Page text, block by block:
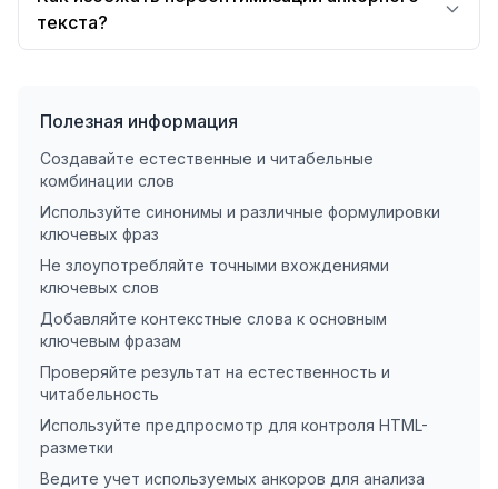
текста?
Полезная информация
Создавайте естественные и читабельные
комбинации слов
Используйте синонимы и различные формулировки
ключевых фраз
Не злоупотребляйте точными вхождениями
ключевых слов
Добавляйте контекстные слова к основным
ключевым фразам
Проверяйте результат на естественность и
читабельность
Используйте предпросмотр для контроля HTML-
разметки
Ведите учет используемых анкоров для анализа